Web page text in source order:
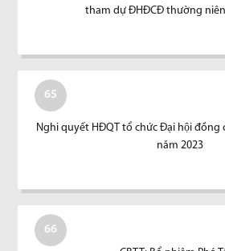
tham dự ĐHĐCĐ thường
65
Nghi quyết HĐQT tổ chức Đại hội
năm 2023
66